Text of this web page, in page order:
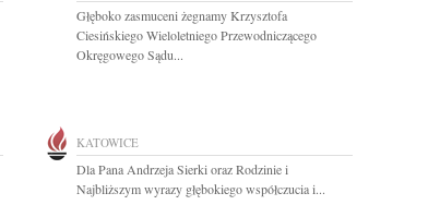
Głęboko zasmuceni żegnamy Krzysztofa
Ciesińskiego Wieloletniego Przewodniczącego
Okręgowego Sądu...
KATOWICE
Dla Pana Andrzeja Sierki oraz Rodzinie i
Najbliższym wyrazy głębokiego współczucia i...